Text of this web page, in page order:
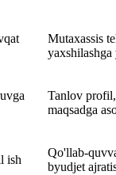
Mutaxassis
yaxshilashga
Tanlov
maqsadga
ish
Qo'llab-
byudjet